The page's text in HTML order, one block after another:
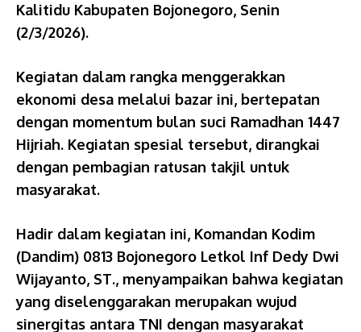
Kalitidu Kabupaten Bojonegoro, Senin
(2/3/2026).
Kegiatan dalam rangka menggerakkan
ekonomi desa melalui bazar ini, bertepatan
dengan momentum bulan suci Ramadhan 1447
Hijriah. Kegiatan spesial tersebut, dirangkai
dengan pembagian ratusan takjil untuk
masyarakat.
Hadir dalam kegiatan ini, Komandan Kodim
(Dandim) 0813 Bojonegoro Letkol Inf Dedy Dwi
Wijayanto, ST., menyampaikan bahwa kegiatan
yang diselenggarakan merupakan wujud
sinergitas antara TNI dengan masyarakat